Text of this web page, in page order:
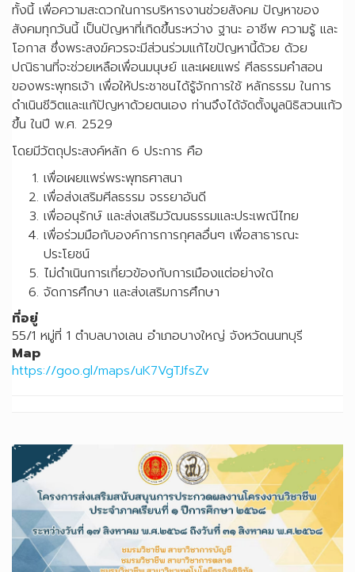
ทั้งนี้ เพื่อความสะดวกในการบริหารงานช่วยสังคม ปัญหาของ
สังคมทุกวันนี้ เป็นปัญหาที่เกิดขึ้นระหว่าง ฐานะ อาชีพ ความรู้ และ
โอกาส ซึ่งพระสงฆ์ควรจะมีส่วนร่วมแก้ไขปัญหานี้ด้วย ด้วย
ปณิธานที่จะช่วยเหลือเพื่อนมนุษย์ และเผยแพร่ ศีลธรรมคำสอน
ของพระพุทธเจ้า เพื่อให้ประชาชนได้รู้จักการใช้ หลักธรรม ในการ
ดำเนินชีวิตและแก้ปัญหาด้วยตนเอง ท่านจึงได้จัดตั้งมูลนิธิสวนแก้ว
ขึ้น ในปี พ.ศ. 2529
โดยมีวัตถุประสงค์หลัก 6 ประการ คือ
เพื่อเผยแพร่พระพุทธศาสนา
เพื่อส่งเสริมศีลธรรม จรรยาอันดี
เพื่ออนุรักษ์ และส่งเสริมวัฒนธรรมและประเพณีไทย
เพื่อร่วมมือกับองค์การการกุศลอื่นๆ เพื่อสาธารณะ
ประโยชน์
ไม่ดำเนินการเกี่ยวข้องกับการเมืองแต่อย่างใด
จัดการศึกษา และส่งเสริมการศึกษา
ที่อยู่
55/1 หมู่ที่ 1 ตำบลบางเลน อำเภอบางใหญ่ จังหวัดนนทบุรี
Map
https://goo.gl/maps/uK7VgTJfsZv